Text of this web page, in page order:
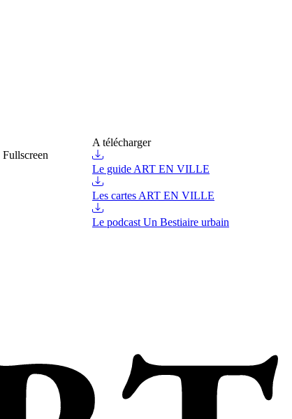
Fullscreen
A télécharger
Le guide ART EN VILLE
Les cartes ART EN VILLE
Le podcast Un Bestiaire urbain